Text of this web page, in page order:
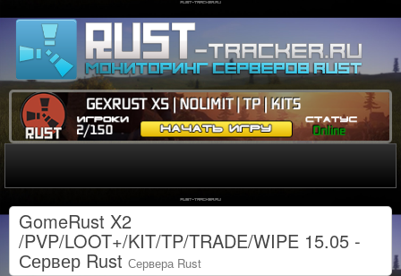
GomeRust X2
/PVP/LOOT+/KIT/TP/TRADE/WIPE 15.05 -
Сервер Rust Сервера Rust